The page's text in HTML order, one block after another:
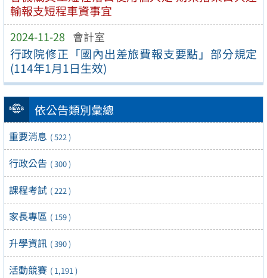
輸報支短程車資事宜
2024-11-28 會計室
行政院修正「國內出差旅費報支要點」部分規定
(114年1月1日生效)
依公告類別彙總
重要消息 ( 522 )
行政公告 ( 300 )
課程考試 ( 222 )
家長專區 ( 159 )
升學資訊 ( 390 )
活動競賽 ( 1,191 )